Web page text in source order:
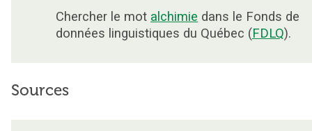
Chercher le mot alchimie dans le Fonds de
données linguistiques du Québec (FDLQ).
Sources